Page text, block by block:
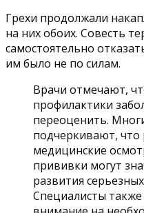
Грехи продолжали
на них обоих. Совесть
самостоятельно
им было не по силам.
Врачи отмечают,
профилактики
переоценить.
подчеркивают, что
медицинские
прививки могут
развития
Специалисты